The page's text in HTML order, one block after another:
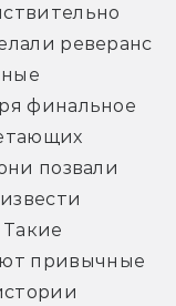
реверанс
финальное
позвали
привычные